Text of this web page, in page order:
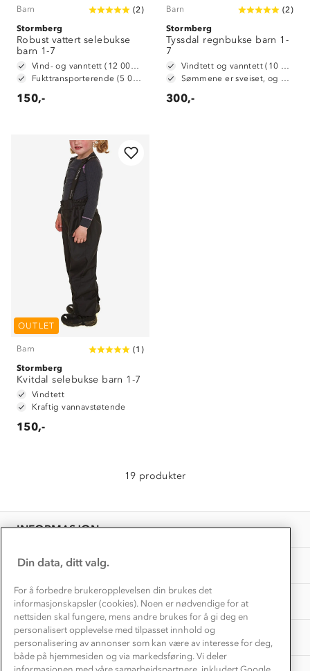
Barn (2)
Stormberg
Robust vattert selebukse
barn 1-7
Vind- og vanntett (12 000 mm vannsøyle)
Fukttransporterende (5 000 g/m2/24t)
150,-
Barn (2)
Stormberg
Tyssdal regnbukse barn 1-
7
Vindtett og vanntett (10 000 mm vannsøyle)
Sømmene er sveiset, og dermed vanntette
300,-
OUTLET
Barn (1 )
Stormberg
Kvitdal selebukse barn 1-7
Vindtett
Kraftig vannavstøtende
150,-
19 produkter
INFORMASJON
Kundeservice
Kontakt oss
Konkurransevinnere
Kundeklubb
Presse
OM OSS
Om Stormberg
Verdigrunnlag
Klima og miljø
Dyreetikk
1% til samfunnet
Samarbeide med oss?
TIPS OG RÅD
Trelagsprinsippet barn
Alt du trenger til Norgesferien
Dette trenger du til barnehagen
Gravidklær
Store størrelser
Turmat oppskrifter
Beredskap
AKTIVITETER
Få turinspirasjon og tips her⛰
Overnatte utendørs⛺
Leirskole 🥾
Barnehageansatt
Tips til hyttetur
Din data, ditt valg.
For å forbedre brukeropplevelsen din brukes det
informasjonskapsler (cookies). Noen er nødvendige for at
nettsiden skal fungere, mens andre brukes for å gi deg en
personalisert opplevelse med tilpasset innhold og
personalisering av annonser som kan være av interesse for deg,
både på hjemmesiden og via markedsføring. Vi deler